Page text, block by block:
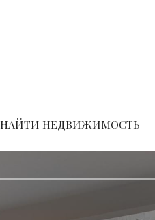
НАЙТИ НЕДВИЖИМОСТЬ